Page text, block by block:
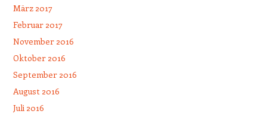
März 2017
Februar 2017
November 2016
Oktober 2016
September 2016
August 2016
Juli 2016